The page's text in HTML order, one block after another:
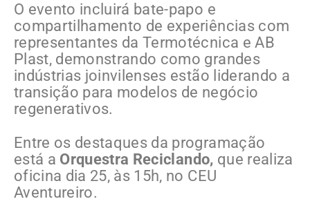
O evento incluirá bate-papo e
compartilhamento de experiências com
representantes da Termotécnica e AB
Plast, demonstrando como grandes
indústrias joinvilenses estão liderando a
transição para modelos de negócio
regenerativos.
Entre os destaques da programação
está a Orquestra Reciclando, que realiza
oficina dia 25, às 15h, no CEU
Aventureiro.